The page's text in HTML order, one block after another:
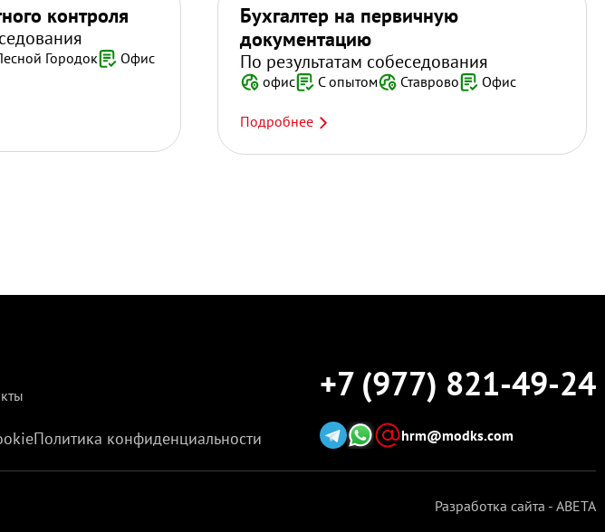
контроля
Городок
Офис
Бухгалтер на первичную
документацию
По результатам собеседования
офис С опытом Ставрово Офис
Подробнее
Политика конфиденциальности
+7 (977) 821-49-24
hrm@modks.com
Разработка сайта - ABETA